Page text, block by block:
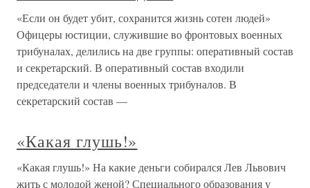
«Если он будет убит, сохранится жизнь сотен людей»
Офицеры юстиции, служившие во фронтовых военных
трибуналах, делились на две группы: оперативный состав
и секретарский. В оперативный состав входили
председатели и члены военных трибуналов. В
секретарский состав —
«Какая глушь!»
«Какая глушь!» На какие деньги собирался Лев Львович
жить с молодой женой? Специального образования у